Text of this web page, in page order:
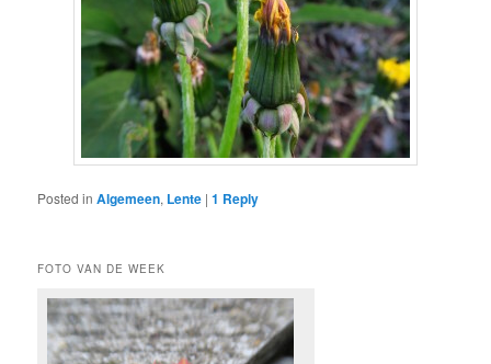
Posted in Algemeen, Lente |1 Reply
FOTO VAN DE WEEK